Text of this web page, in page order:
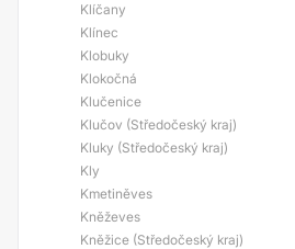
Klíčany
Klínec
Klobuky
Klokočná
Klučenice
Klučov (Středočeský kraj)
Kluky (Středočeský kraj)
Kly
Kmetiněves
Kněževes
Kněžice (Středočeský kraj)